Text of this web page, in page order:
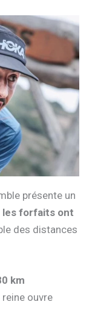
présente un
les forfaits ont
des distances
km
reine ouvre